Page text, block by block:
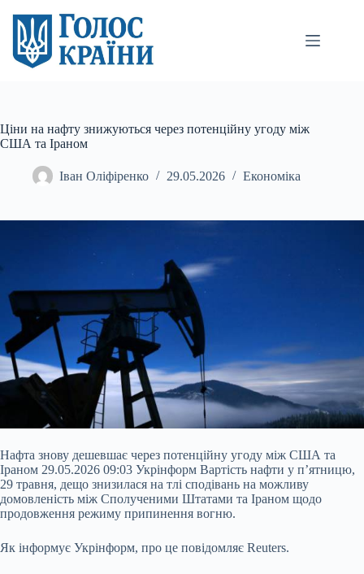
вмісту
Ціни на нафту знижуються через потенційну угоду між
США та Іраном
Іван Оліфіренко 29.05.2026 Економіка
Нафта знову дешевшає через потенційну угоду між США та
Іраном 29.05.2026 09:03 Укрінформ Вартість нафти у п’ятницю,
29 травня, дещо знизилася на тлі сподівань на можливу
домовленість між Сполученими Штатами та Іраном щодо
продовження режиму припинення вогню.
Як інформує Укрінформ, про це повідомляє Reuters.